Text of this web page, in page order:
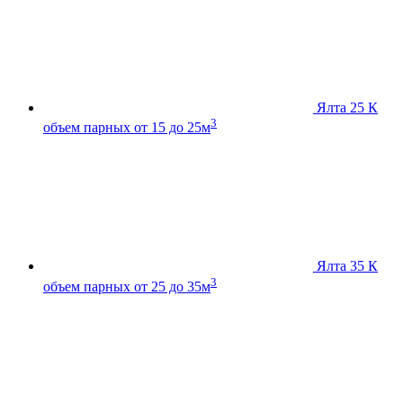
Ялта 25 К
объем парных от 15 до 25м3
Ялта 35 К
объем парных от 25 до 35м3